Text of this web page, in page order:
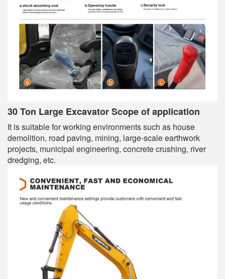
30 Ton Large Excavator Scope of application
It is suitable for working environments such as house
demolition, road paving, mining, large-scale earthwork
projects, municipal engineering, concrete crushing, river
dredging, etc.